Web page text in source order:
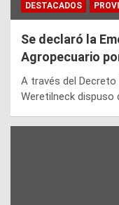
DESTACADOS
Se declaró la
Agropecuario
A través del
Weretilneck dispuso